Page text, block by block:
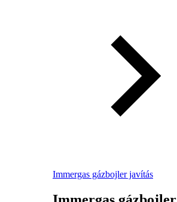
Immergas gázbojler javítás